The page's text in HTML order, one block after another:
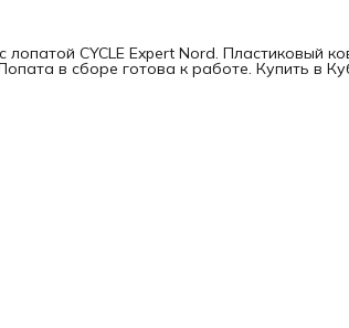
CYCLE Expert Nord. Пластиковый
в сборе готова к работе. Купить в